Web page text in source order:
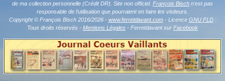
de ma collection personnelle (Crédit DR). Site non officiel. François Bisch n'est pas
responsable de l'utilisation que pourraient en faire les visiteurs.
Copyright © François Bisch 2016/2026 - www.ferretdavant.com- Licence GNU FLD:
Tous droits réservés - Mentions Légales - Ferretdavant sur Facebook